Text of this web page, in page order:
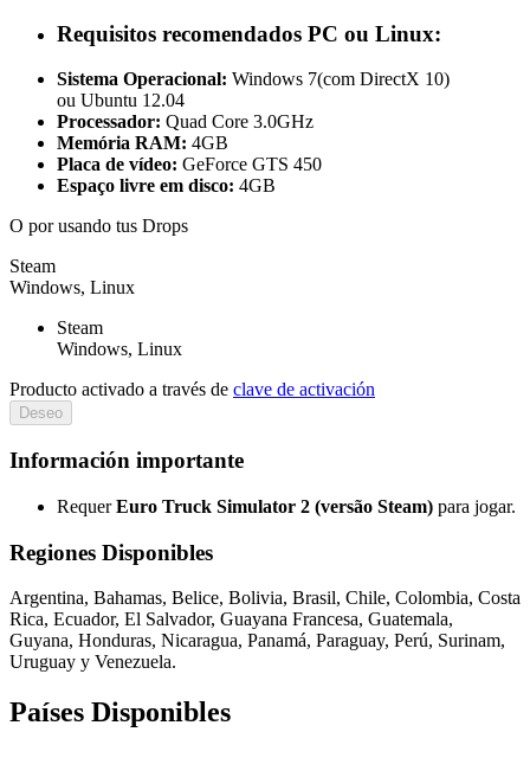
Requisitos recomendados PC ou Linux:
Sistema Operacional: Windows 7(com DirectX 10)
ou Ubuntu 12.04
Processador: Quad Core 3.0GHz
Memória RAM: 4GB
Placa de vídeo: GeForce GTS 450
Espaço livre em disco: 4GB
O porusando tus Drops
Steam
Windows, Linux
Steam
Windows, Linux
Producto activado a través de clave de activación
Deseo
Información importante
RequerEuro Truck Simulator 2 (versão Steam) para jogar.
Regiones Disponibles
Argentina, Bahamas, Belice, Bolivia, Brasil, Chile, Colombia, Costa
Rica, Ecuador, El Salvador, Guayana Francesa, Guatemala,
Guyana, Honduras, Nicaragua, Panamá, Paraguay, Perú, Surinam,
Uruguay y Venezuela.
Países Disponibles